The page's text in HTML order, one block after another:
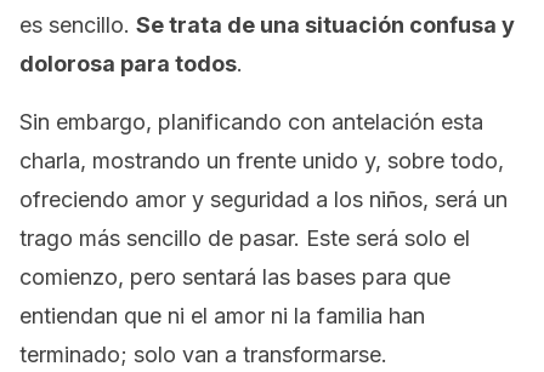
es sencillo. Se trata de una situación confusa y
dolorosa para todos.
Sin embargo, planificando con antelación esta
charla, mostrando un frente unido y, sobre todo,
ofreciendo amor y seguridad a los niños, será un
trago más sencillo de pasar. Este será solo el
comienzo, pero sentará las bases para que
entiendan que ni el amor ni la familia han
terminado; solo van a transformarse.